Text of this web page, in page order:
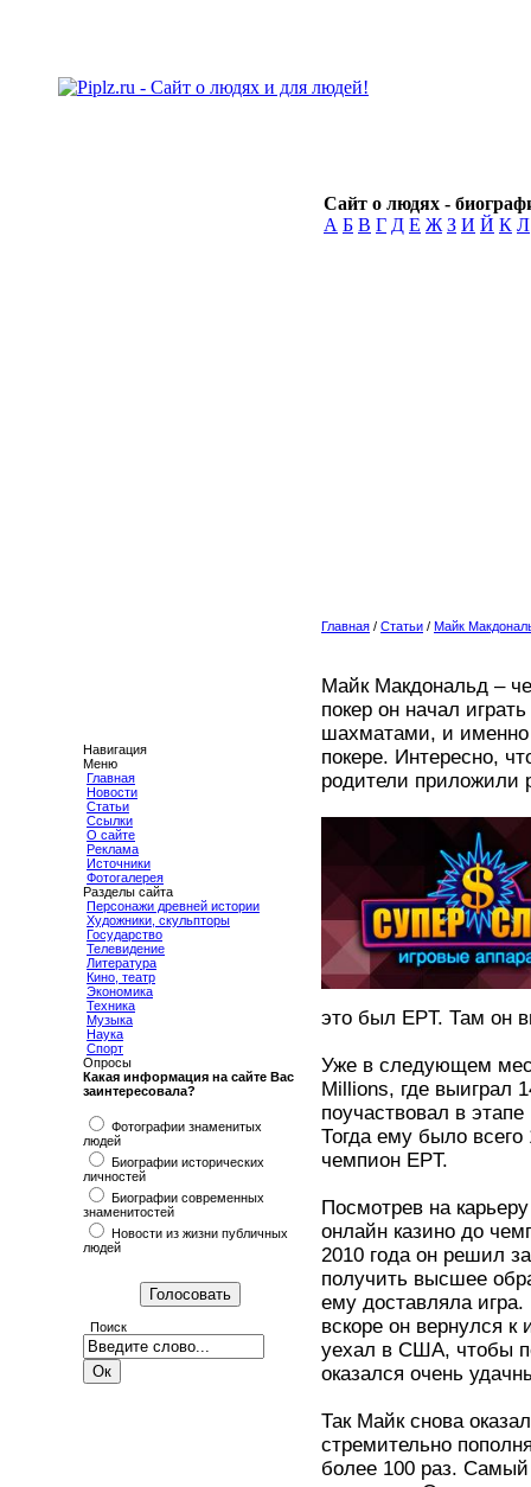
Сайт о людях -
А Б В Г Д Е Ж З И Й К Л
Навигация
Меню
Главная
Новости
Статьи
Ссылки
О сайте
Реклама
Источники
Фотогалерея
Разделы сайта
Персонажи древней истории
Художники, скульпторы
Государство
Телевидение
Литература
Кино, театр
Экономика
Техника
Музыка
Наука
Спорт
Опросы
Какая информация на сайте Вас
заинтересовала?
Фотографии знаменитых
людей
Биографии исторических
личностей
Биографии современных
знаменитостей
Новости из жизни публичных
людей
Поиск
Главная / Статьи / Майк
Майк Макдональд –
покер он начал
шахматами, и именно
покере. Интересно,
родители приложили
это был EPT. Там он
Уже в следующем
Millions, где выиграл
поучаствовал в
Тогда ему было
чемпион EPT.
Посмотрев на
онлайн казино до
2010 года он решил
получить высшее
ему доставляла
вскоре он вернулся
уехал в США, чтобы
оказался очень
Так Майк снова
стремительно
более 100 раз.